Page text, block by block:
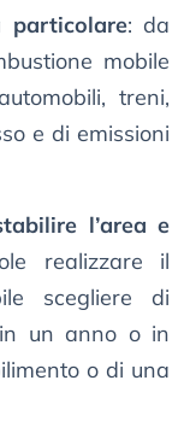
particolare: da
mobile
treni,
e di emissioni
l’area e
realizzare il
scegliere di
un anno o in
o di una